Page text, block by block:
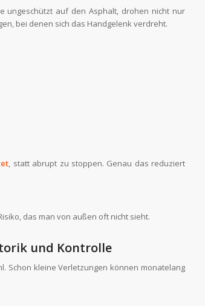
ungeschützt auf den Asphalt, drohen nicht nur
bei denen sich das Handgelenk verdreht.
, statt abrupt zu stoppen. Genau das reduziert
das man von außen oft nicht sieht.
und Kontrolle
Schon kleine Verletzungen können monatelang